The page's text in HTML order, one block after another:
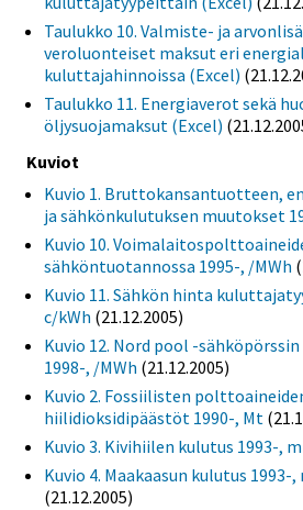
Taulukko 10. Valmiste- ja
veroluonteiset maksut eri
kuluttajahinnoissa (Excel)
Taulukko 11. Energiaverot sekä
öljysuojamaksut (Excel)
Kuviot
Kuvio 1. Bruttokansantuotteen,
ja sähkönkulutuksen muutokset
Kuvio 10.
sähköntuotannossa 1995-, /MWh
Kuvio 11. Sähkön hinta
c/kWh (21.12.2005)
Kuvio 12. Nord pool -
1998-, /MWh (21.12.2005)
Kuvio 2. Fossiilisten
hiilidioksidipäästöt 1990-, Mt
Kuvio 3. Kivihiilen kulutus 1993-,
Kuvio 4. Maakaasun kulutus 1993-,
(21.12.2005)